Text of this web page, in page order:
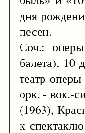
дня
песен.
Соч.:
балета), 10
театр
орк. - вок.-
(1963),
к